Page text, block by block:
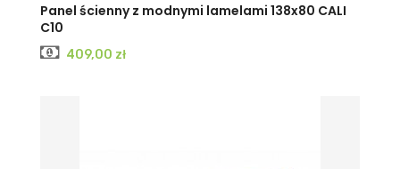
Panel ścienny z modnymi lamelami 138x80 CALI
C10
Cena
409,00 zł